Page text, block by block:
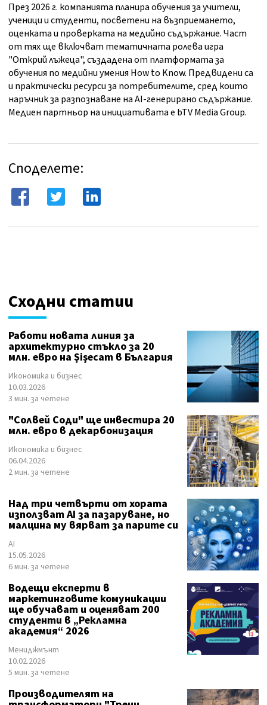
През 2026 г. компанията планира обучения за учители,
ученици и студенти, посветени на възприемането,
оценката и проверката на медийно съдържание. Част
от тях ще включват тематичната ролева игра
"Открий лъжеца", създадена от платформата за
обучения по медийни умения How to Know. Предвидени са
и практически ресурси за потребителите, сред които
наръчник за разпознаване на AI-генерирано съдържание.
Медиен партньор на инициативата е bTV Media Group.
Споделете:
Сходни статии
Работи новата линия за
архитектурно стъкло за 20
млн. евро на Şіşесаm в България
Икономика и бизнес
10.03.2026
3 мин. за четене
"Солвей Соди" ще инвестира 20
млн. евро в декарбонизация
Икономика и бизнес
06.04.2026
2 мин. за четене
Над три четвърти от хората
използват AI за пазаруване, но
малцина му вярват за парите си
AI
15.05.2026
6 мин. за четене
Водещи експерти в
маркетинговите комуникации
ще обучават и оценяват 200
студенти в „Рекламна
академия“ 2026
Мениджмънт
10.02.2026
5 мин. за четене
Производителят на